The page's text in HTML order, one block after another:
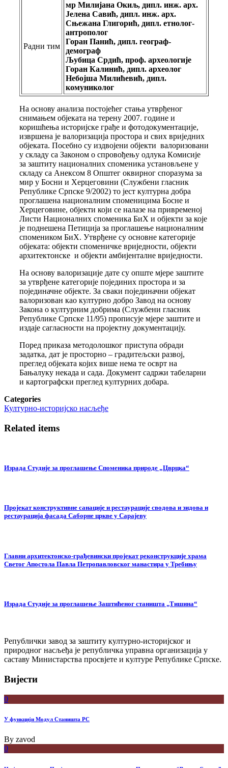
Радни тим
мр Милијана Окиљ, дипл. инж. арх.
Јелена Савић, дипл. инж. арх.
Сњежана Глигорић, дипл. етнолог-
антрополог
Горан Панић, дипл. географ-
демограф
Љубица Срдић, проф. археологије
Горан Калинић, дипл. археолог
Небојша Милићевић, дипл.
комуниколог
На основу анализа постојећег стања утврђеног
снимањем објеката на терену 2007. године и
коришћења историјске грађе и фотодокументације,
извршена је валоризација простора и свих вриједних
објеката. Посебно су издвојени објекти валоризовани
у складу са Законом о спровођењу одлука Кoмисије
за заштиту националних споменика установљене у
складу са Анексом 8 Општег оквирног споразума за
мир у Босни и Херцеговини (Службени гласник
Републике Српске 9/2002) то јест културна добра
проглашена националним споменицима Босне и
Херцеговине, објекти који се налазе на привременој
Листи Националних споменика БиХ и објекти за које
је поднешена Петиција за проглашење националним
спомеником БиХ. Утврђене су основне категорије
објеката: објекти споменичке вриједности, објекти
архитектонске и објекти амбијенталне вриједности.
На основу валоризације дате су опште мјере заштите
за утврђене категорије појединих простора и за
појединачне објекте. За сваки појединачни објекат
валоризован као културно добро Завод на основу
Закона о културним добрима (Службени гласник
Републике Српске 11/95) прописује мјере заштите и
издаје сагласности на пројектну документацију.
Поред приказа методолошког приступа обради
задатка, дат је просторно – градитељски развој,
преглед објеката којих више нема те осврт на
Бањалуку некада и сада. Документ садржи табеларни
и картографски преглед културних добара.
Categories
Културно-историјско насљеђе
Related items
Израда Студије за проглашење Споменика природе „Цврцка“
Пројекат конструктивне санације и рестаурације сводова и зидова и
рестаурација фасада Саборне цркве у Сарајеву
Главни архитектонско-грађевински пројекат реконструкције храма
Светог Апостола Павла Петропавловског манастира у Требињу
Израда Студије за проглашење Заштићеног станишта „Тишина“
Републички завод за заштиту културно-историјског и
природног насљеђа је републичка управна организација у
саставу Министарства просвјете и културе Републике Српске.
Вијести
0
У функцији Модул Станишта РС
By zavod
0